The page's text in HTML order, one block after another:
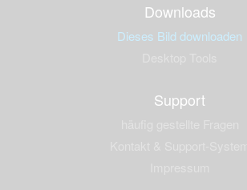
Downloads
Dieses Bild downloaden
Support